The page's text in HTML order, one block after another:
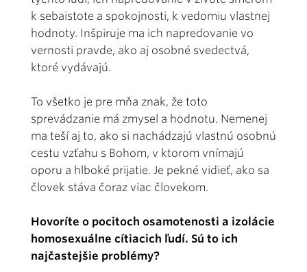
k sebaistote a spokojnosti, k vedomiu vlastnej
hodnoty. Inšpiruje ma ich napredovanie vo
vernosti pravde, ako aj osobné svedectvá,
ktoré vydávajú.
To všetko je pre mňa znak, že toto
sprevádzanie má zmysel a hodnotu. Nemenej
ma teší aj to, ako si nachádzajú vlastnú osobnú
cestu vzťahu s Bohom, v ktorom vnímajú
oporu a hlboké prijatie. Je pekné vidieť, ako sa
človek stáva čoraz viac človekom.
Hovoríte o pocitoch osamotenosti a izolácie
homosexuálne cítiacich ľudí. Sú to ich
najčastejšie problémy?